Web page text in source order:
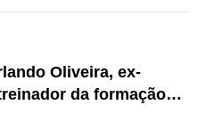
Oliveira, ex-
da formação
Feirense